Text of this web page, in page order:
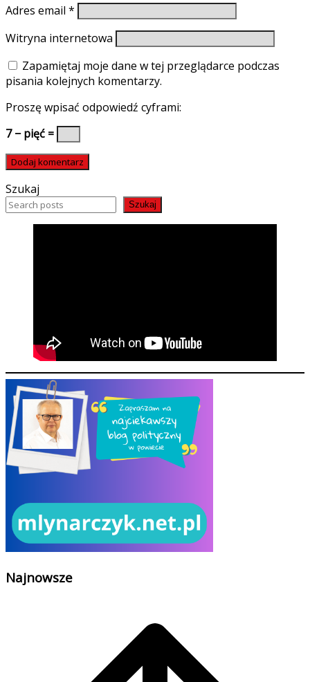
Adres email *
Witryna internetowa
Zapamiętaj moje dane w tej przeglądarce podczas
pisania kolejnych komentarzy.
Proszę wpisać odpowiedź cyframi:
7 − pięć =
Szukaj
Szukaj
Najnowsze